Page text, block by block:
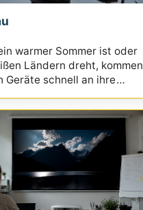
warmer Sommer ist oder
Ländern dreht, kommen
Geräte schnell an ihre